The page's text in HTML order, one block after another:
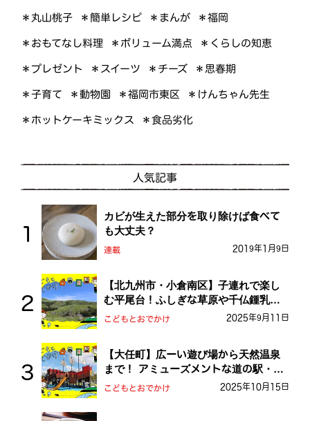
＊丸山桃子 ＊簡単レシピ ＊まんが ＊福岡
＊おもてなし料理 ＊ボリューム満点 ＊くらしの知恵
＊プレゼント ＊スイーツ ＊チーズ ＊思春期
＊子育て ＊動物園 ＊福岡市東区 ＊けんちゃん先生
＊ホットケーキミックス ＊食品劣化
人気記事
カビが生えた部分を取り除けば食べて
も大丈夫？
連載 2019年1月9日
【北九州市・小倉南区】子連れで楽し
む平尾台！ふしぎな草原や千仏鍾乳洞
を探検しよう！
こどもとおでかけ 2025年9月11日
【大任町】広ーい遊び場から天然温泉
まで！ アミューズメントな道の駅・お
おとう桜街道
こどもとおでかけ 2025年10月15日